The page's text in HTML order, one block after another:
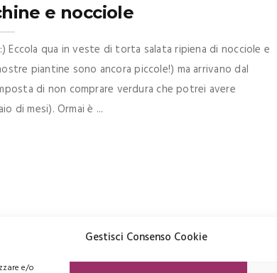
Gestisci Consenso Cookie
e/o
e nocciole
Eccola qua in veste di torta salata ripiena di nocciole e
piantine sono ancora piccole!) ma arrivano dal
di non comprare verdura che potrei avere
di mesi). Ormai è ...